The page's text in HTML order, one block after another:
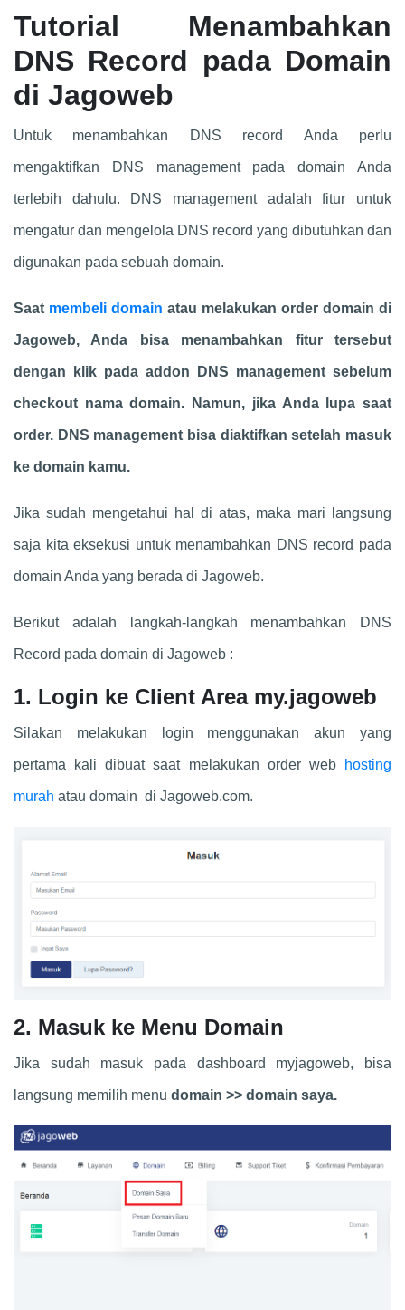
Tutorial Menambahkan
DNS Record pada Domain
di Jagoweb
Untuk menambahkan DNS record Anda perlu
mengaktifkan DNS management pada domain Anda
terlebih dahulu. DNS management adalah fitur untuk
mengatur dan mengelola DNS record yang dibutuhkan dan
digunakan pada sebuah domain.
Saat membeli domain atau melakukan order domain di
Jagoweb, Anda bisa menambahkan fitur tersebut
dengan klik pada addon DNS management sebelum
checkout nama domain. Namun, jika Anda lupa saat
order. DNS management bisa diaktifkan setelah masuk
ke domain kamu.
Jika sudah mengetahui hal di atas, maka mari langsung
saja kita eksekusi untuk menambahkan DNS record pada
domain Anda yang berada di Jagoweb.
Berikut adalah langkah-langkah menambahkan DNS
Record pada domain di Jagoweb :
1. Login ke Client Area my.jagoweb
Silakan melakukan login menggunakan akun yang
pertama kali dibuat saat melakukan order web hosting
murah atau domain di Jagoweb.com.
2. Masuk ke Menu Domain
Jika sudah masuk pada dashboard myjagoweb, bisa
langsung memilih menu domain >> domain saya.